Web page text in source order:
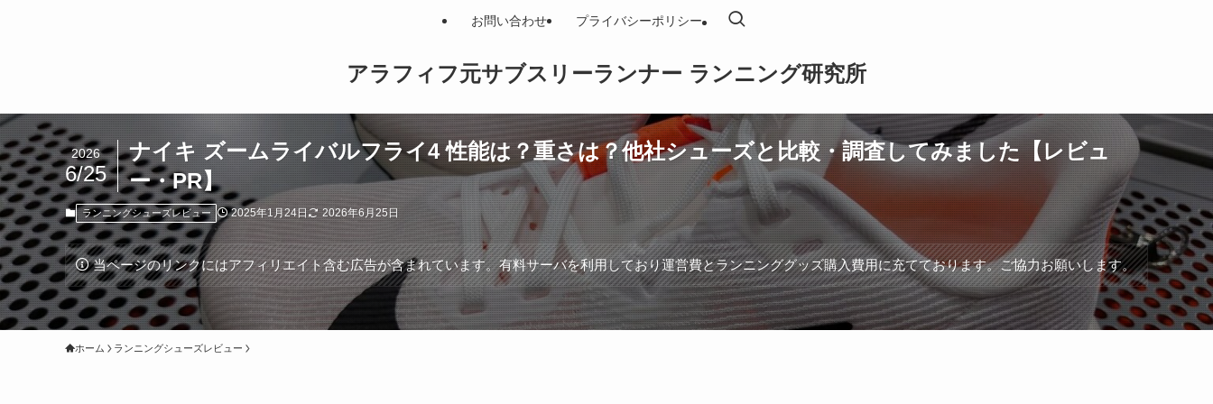
アラフィフ元サブスリーランナー ランニング研究所
お問い合わせ プライバシーポリシー
ナイキ ズームライバルフライ4 性能は？重さは？他社シューズと比較・調査してみました【レビュ
ー・PR】
2026
6/25
ランニングシューズレビュー 2025年1月24日 2026年6月25日
当ページのリンクにはアフィリエイト含む広告が含まれています。有料サーバを利用しており運営費とランニンググッズ購入費用に充てております。ご協力お願いします。
ホーム ランニングシューズレビュー